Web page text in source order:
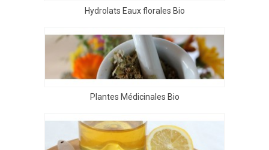
Hydrolats Eaux florales Bio
Plantes Médicinales Bio